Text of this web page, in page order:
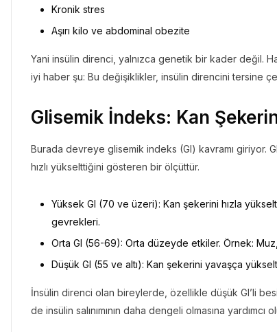
Kronik stres
Aşırı kilo ve abdominal obezite
Yani insülin direnci, yalnızca genetik bir kader değil.
iyi haber şu: Bu değişiklikler, insülin direncini tersine
Glisemik İndeks: Kan
Burada devreye glisemik indeks (GI) kavramı giriyor.
hızlı yükselttiğini gösteren bir ölçüttür.
Yüksek GI (70 ve üzeri): Kan şekerini hızla
gevrekleri.
Orta GI (56-69): Orta düzeyde etkiler. Örnek:
Düşük GI (55 ve altı): Kan şekerini yavaşça
İnsülin direnci olan bireylerde, özellikle düşük GI’li
de insülin salınımının daha dengeli olmasına yardımcı